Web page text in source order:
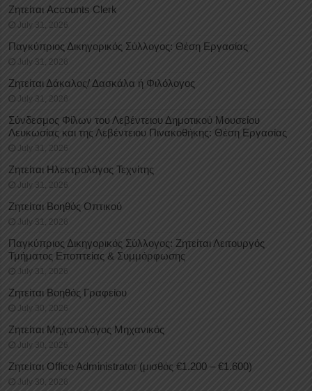
Ζητείται Accounts Clerk
July 31, 2026
Παγκύπριος Δικηγορικός Σύλλογος: Θέση Εργασίας
July 31, 2026
Ζητείται Δάκαλος/ Δασκάλα ή Φιλόλογος
July 31, 2026
Σύνδεσμος Φίλων του Λεβέντειου Δημοτικού Μουσείου
Λευκωσίας και της Λεβέντειου Πινακοθήκης: Θέση Εργασίας
July 31, 2026
Ζητείται Ηλεκτρολόγος Τεχνίτης
July 31, 2026
Ζητείται Βοηθός Οπτικού
July 31, 2026
Παγκύπριος Δικηγορικός Σύλλογος: Ζητείται Λειτουργός
Τμήματος Εποπτείας & Συμμόρφωσης
July 31, 2026
Ζητείται Βοηθός Γραφείου
July 30, 2026
Ζητείται Μηχανολόγος Μηχανικός
July 30, 2026
Ζητείται Office Administrator (μισθός €1.200 – €1.600)
July 30, 2026